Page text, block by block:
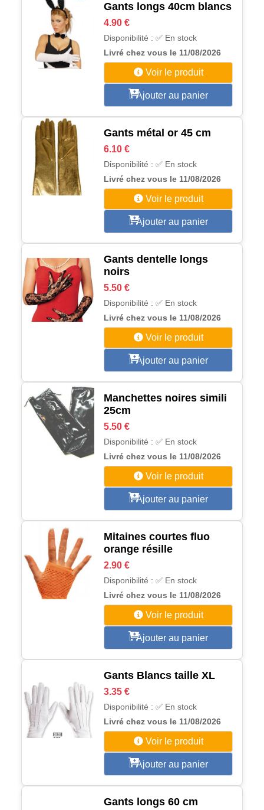
Gants longs 40cm blancs
4.90 €
Disponibilité : ✅ En stock
Livré chez vous le 11/08/2026
Voir le produit
Ajouter au panier
Gants métal or 45 cm
6.10 €
Disponibilité : ✅ En stock
Livré chez vous le 11/08/2026
Voir le produit
Ajouter au panier
Gants dentelle longs
noirs
5.50 €
Disponibilité : ✅ En stock
Livré chez vous le 11/08/2026
Voir le produit
Ajouter au panier
Manchettes noires simili
25cm
5.50 €
Disponibilité : ✅ En stock
Livré chez vous le 11/08/2026
Voir le produit
Ajouter au panier
Mitaines courtes fluo
orange résille
2.90 €
Disponibilité : ✅ En stock
Livré chez vous le 11/08/2026
Voir le produit
Ajouter au panier
Gants Blancs taille XL
3.35 €
Disponibilité : ✅ En stock
Livré chez vous le 11/08/2026
Voir le produit
Ajouter au panier
Gants longs 60 cm